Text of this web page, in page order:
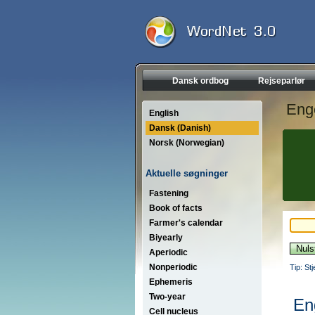
Dansk ordbog Rejseparlør
English
Dansk (Danish)
Norsk (Norwegian)
Aktuelle søgninger
Fastening
Book of facts
Farmer's calendar
Biyearly
Aperiodic
Nonperiodic
Ephemeris
Two-year
Cell nucleus
Tip: